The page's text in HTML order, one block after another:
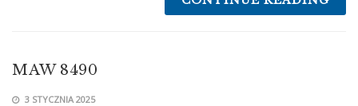
MAW 8490
3 STYCZNIA 2025